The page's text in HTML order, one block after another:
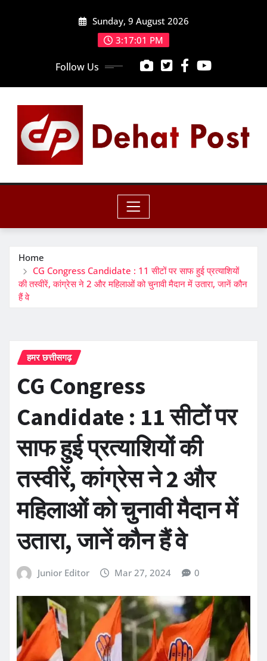
Sunday, 9 August 2026
3:17:02 PM
Follow Us
Home
CG Congress Candidate : 11 सीटों पर साफ हुई प्रत्याशियों
की तस्वीरें, कांग्रेस ने 2 और महिलाओं को चुनावी मैदान में उतारा, जानें कौन
हैं वे
हमर छत्तीसगढ़
CG Congress
Candidate : 11 सीटों पर
साफ हुई प्रत्याशियों की
तस्वीरें, कांग्रेस ने 2 और
महिलाओं को चुनावी मैदान में
उतारा, जानें कौन हैं वे
Junior Editor Mar 27, 2024 0